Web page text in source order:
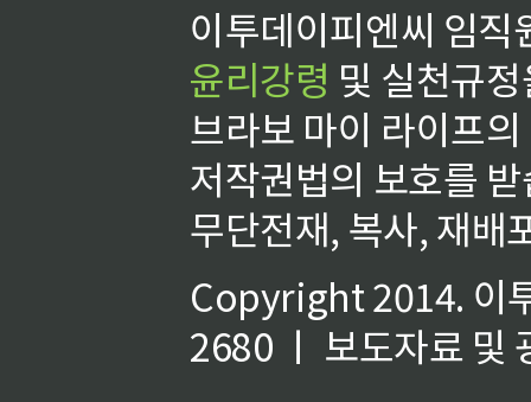
이투데이피엔씨 임
윤리강령 및 실천규
브라보 마이 라이프
저작권법의 보호를
무단전재, 복사, 재배
Copyright 2014. 이
2680 ㅣ 보도자료